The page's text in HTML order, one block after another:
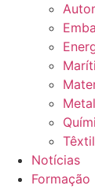
Notícias
Formação